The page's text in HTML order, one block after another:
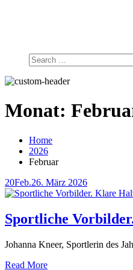
Monat:
Home
2026
Februar
Posted
on
20Feb.26. März 2026
Sportliche
Johanna Kneer, Sportlerin des
Read More